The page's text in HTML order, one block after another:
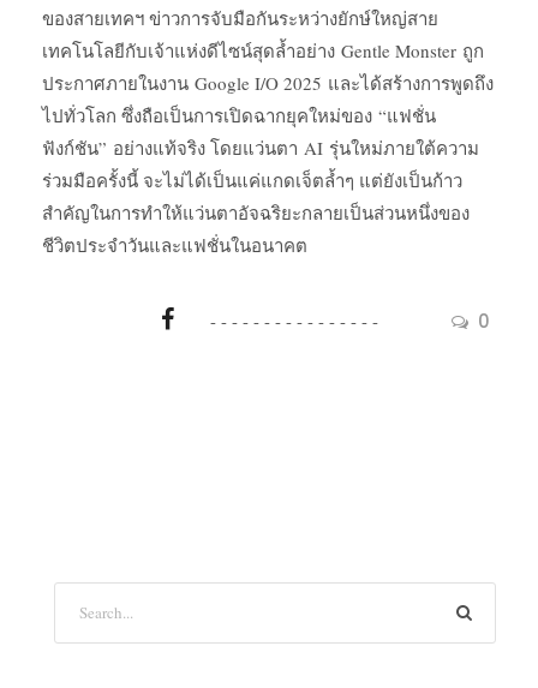
0
ของสายเทคฯ ข่าวการจับมือกันระหว่างยักษ์ใหญ่สาย
เทคโนโลยีกับเจ้าแห่งดีไซน์สุดล้ำอย่าง Gentle Monster ถูก
ประกาศภายในงาน Google I/O 2025 และได้สร้างการพูดถึง
ไปทั่วโลก ซึ่งถือเป็นการเปิดฉากยุคใหม่ของ “แฟชั่น
ฟังก์ชัน” อย่างแท้จริง โดยแว่นตา AI รุ่นใหม่ภายใต้ความ
ร่วมมือครั้งนี้ จะไม่ได้เป็นแค่แกดเจ็ตล้ำๆ แต่ยังเป็นก้าว
สำคัญในการทำให้แว่นตาอัจฉริยะกลายเป็นส่วนหนึ่งของ
ชีวิตประจำวันและแฟชั่นในอนาคต